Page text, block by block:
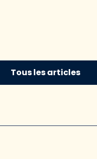
Tous les articles